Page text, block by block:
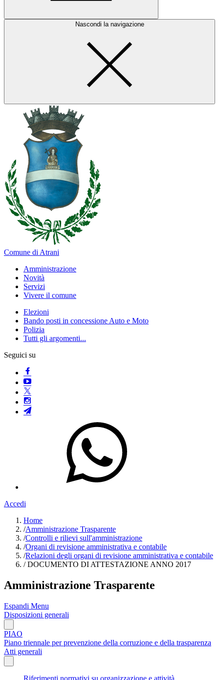
Nascondi la navigazione
Comune di Atrani
Amministrazione
Novità
Servizi
Vivere il comune
Elezioni
Bando posti in concessione Auto e Moto
Polizia
Tutti gli argomenti...
Seguici su
Accedi
Home
/Amministrazione Trasparente
/Controlli e rilievi sull'amministrazione
/Organi di revisione amministrativa e contabile
/Relazioni degli organi di revisione amministrativa e contabile
/DOCUMENTO DI ATTESTAZIONE ANNO 2017
Amministrazione Trasparente
Espandi Menu
Disposizioni generali
PIAO
Piano triennale per prevenzione della corruzione e della trasparenza
Atti generali
Riferimenti normativi su organizzazione e attività